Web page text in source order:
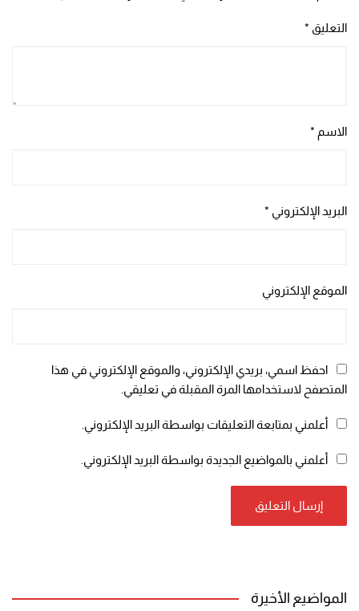
التعليق *
الاسم *
البريد الإلكتروني *
الموقع الإلكتروني
احفظ اسمي، بريدي الإلكتروني، والموقع الإلكتروني في هذا
المتصفح لاستخدامها المرة المقبلة في تعليقي.
أعلمني بمتابعة التعليقات بواسطة البريد الإلكتروني.
أعلمني بالمواضيع الجديدة بواسطة البريد الإلكتروني.
المواضيع الأخيرة